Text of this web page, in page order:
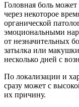
Головная боль может
через некоторое
органической
эмоциональными
от незначительных
затылка или
несколько дней с
По локализации и
сразу может с
их причину.